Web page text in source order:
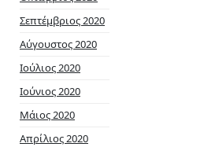
Σεπτέμβριος 2020
Αύγουστος 2020
Ιούλιος 2020
Ιούνιος 2020
Μάιος 2020
Απρίλιος 2020